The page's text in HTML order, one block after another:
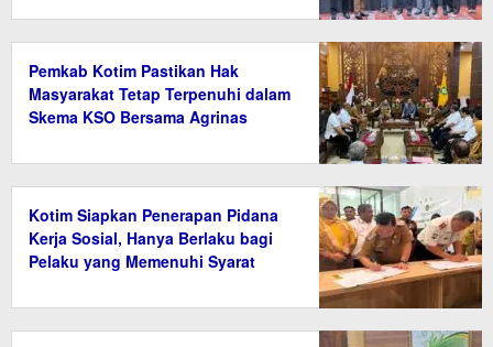
Pemkab Kotim Pastikan Hak
Masyarakat Tetap Terpenuhi dalam
Skema KSO Bersama Agrinas
Kotim Siapkan Penerapan Pidana
Kerja Sosial, Hanya Berlaku bagi
Pelaku yang Memenuhi Syarat